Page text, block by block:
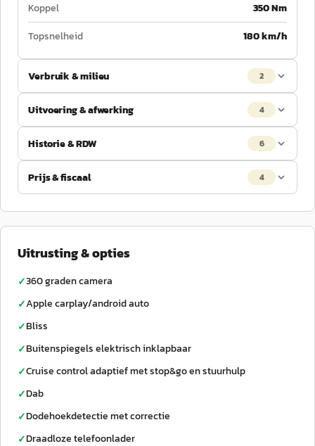
Koppel
350 Nm
Topsnelheid
180 km/h
Verbruik & milieu 2
Uitvoering & afwerking 4
Historie & RDW 6
Prijs & fiscaal 4
Uitrusting & opties
✓360 graden camera
✓Apple carplay/android auto
✓Bliss
✓Buitenspiegels elektrisch inklapbaar
✓Cruise control adaptief met stop&go en stuurhulp
✓Dab
✓Dodehoekdetectie met correctie
✓Draadloze telefoonlader